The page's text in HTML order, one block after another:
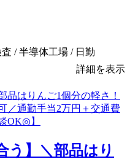
/ 半導体工場 / 日勤
詳細を表示
う】＼部品はり